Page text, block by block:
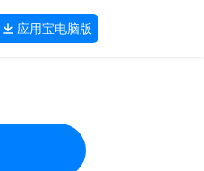
应用宝电脑版